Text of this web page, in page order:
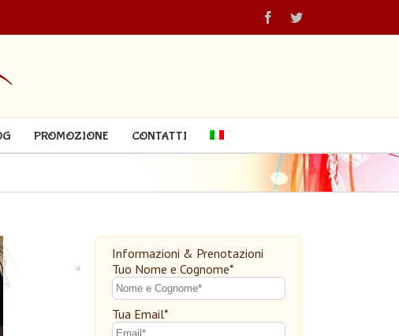
PROMOZIONE CONTATTI
Informazioni & Prenotazioni
Tuo Nome e Cognome*
Tua Email*